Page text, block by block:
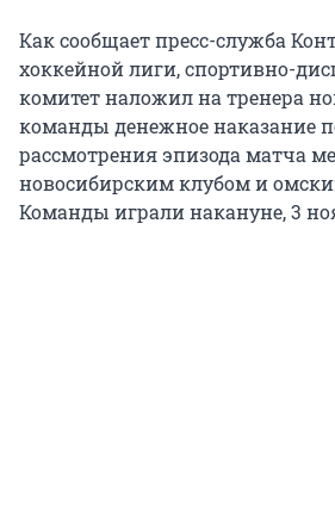
Как сообщает пресс-служба
хоккейной лиги, спортивно-
комитет наложил на тренера
команды денежное наказание
рассмотрения эпизода матча
новосибирским клубом и
Команды играли накануне, 3